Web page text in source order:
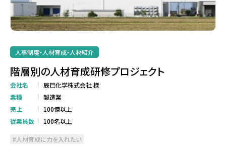
人事制度・人材育成・人材紹介
階層別の人材育成研修プロジェクト
会社名
辰巳化学株式会社 様
業種
製造業
売上
100億以上
従業員数
100名以上
人材育成に力を入れたい